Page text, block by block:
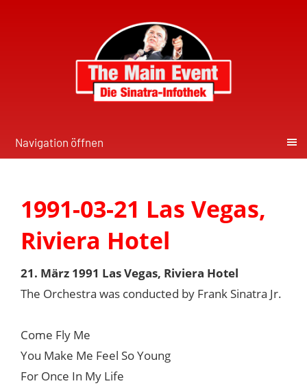
Navigation öffnen
1991-03-21 Las Vegas,
Riviera Hotel
21. März 1991 Las Vegas, Riviera Hotel
The Orchestra was conducted by Frank Sinatra Jr.
Come Fly Me
You Make Me Feel So Young
For Once In My Life